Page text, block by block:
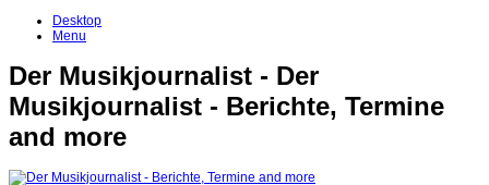
Desktop
Menu
Der Musikjournalist - Der
Musikjournalist - Berichte, Termine
and more